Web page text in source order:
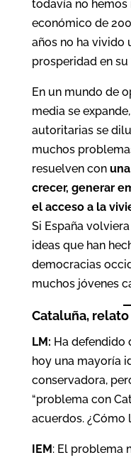
todavía no
económico de
años no ha vivido
prosperidad en
En un mundo de
media se
autoritarias se
muchos
resuelven con
crecer, generar
el acceso a la
Si España
ideas que han
democracias
muchos jóvenes
Cataluña,
LM: Ha defendido
hoy una mayoría
conservadora,
“problema con
acuerdos. ¿Cómo
IEM: El problema